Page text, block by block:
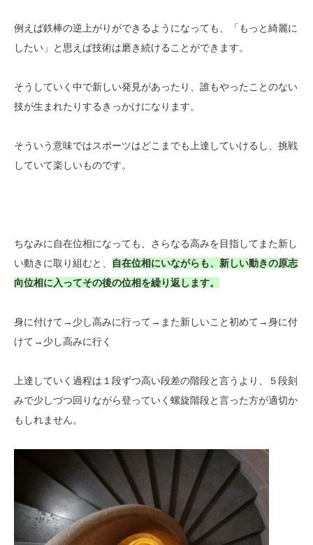
例えば鉄棒の逆上がりができるようになっても、「もっと綺麗に
したい」と思えば技術は磨き続けることができます。
そうしていく中で新しい発見があったり、誰もやったことのない
技が生まれたりするきっかけになります。
そういう意味ではスポーツはどこまでも上達していけるし、挑戦
していて楽しいものです。
ちなみに自在位相になっても、さらなる高みを目指してまた新し
い動きに取り組むと、
自在位相にいながらも、新しい動きの原志
向位相に入ってその後の位相を繰り返します。
身に付けて→少し高みに行って→また新しいこと初めて→身に付
けて→少し高みに行く
上達していく過程は１段ずつ高い段差の階段と言うより、５段刻
みで少しづつ回りながら登っていく螺旋階段と言った方が適切か
もしれません。